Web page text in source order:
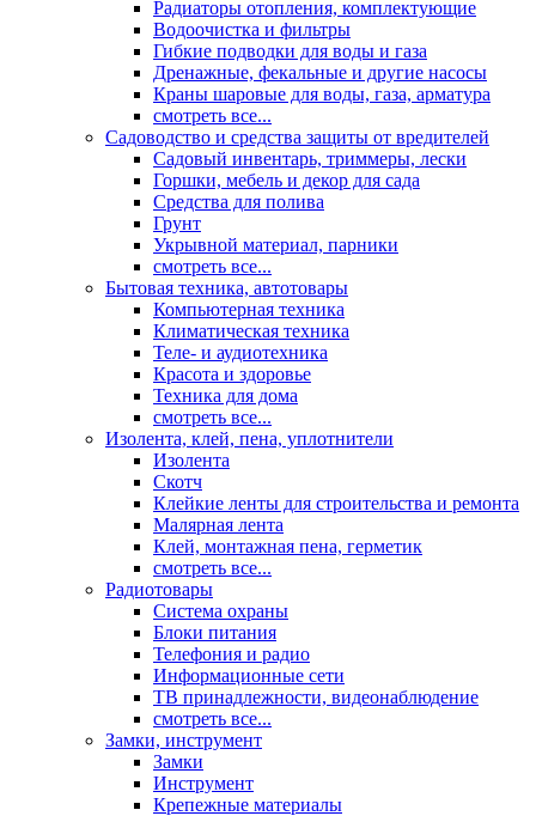
Радиаторы отопления, комплектующие
Водоочистка и фильтры
Гибкие подводки для воды и газа
Дренажные, фекальные и другие насосы
Краны шаровые для воды, газа, арматура
смотреть все...
Садоводство и средства защиты от вредителей
Садовый инвентарь, триммеры, лески
Горшки, мебель и декор для сада
Средства для полива
Грунт
Укрывной материал, парники
смотреть все...
Бытовая техника, автотовары
Компьютерная техника
Климатическая техника
Теле- и аудиотехника
Красота и здоровье
Техника для дома
смотреть все...
Изолента, клей, пена, уплотнители
Изолента
Скотч
Клейкие ленты для строительства и ремонта
Малярная лента
Клей, монтажная пена, герметик
смотреть все...
Радиотовары
Система охраны
Блоки питания
Телефония и радио
Информационные сети
ТВ принадлежности, видеонаблюдение
смотреть все...
Замки, инструмент
Замки
Инструмент
Крепежные материалы